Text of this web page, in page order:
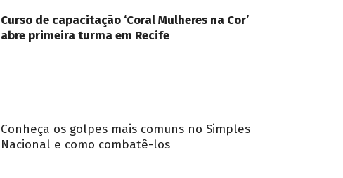
Curso de capacitação ‘Coral Mulheres na Cor’
abre primeira turma em Recife
Conheça os golpes mais comuns no Simples
Nacional e como combatê-los